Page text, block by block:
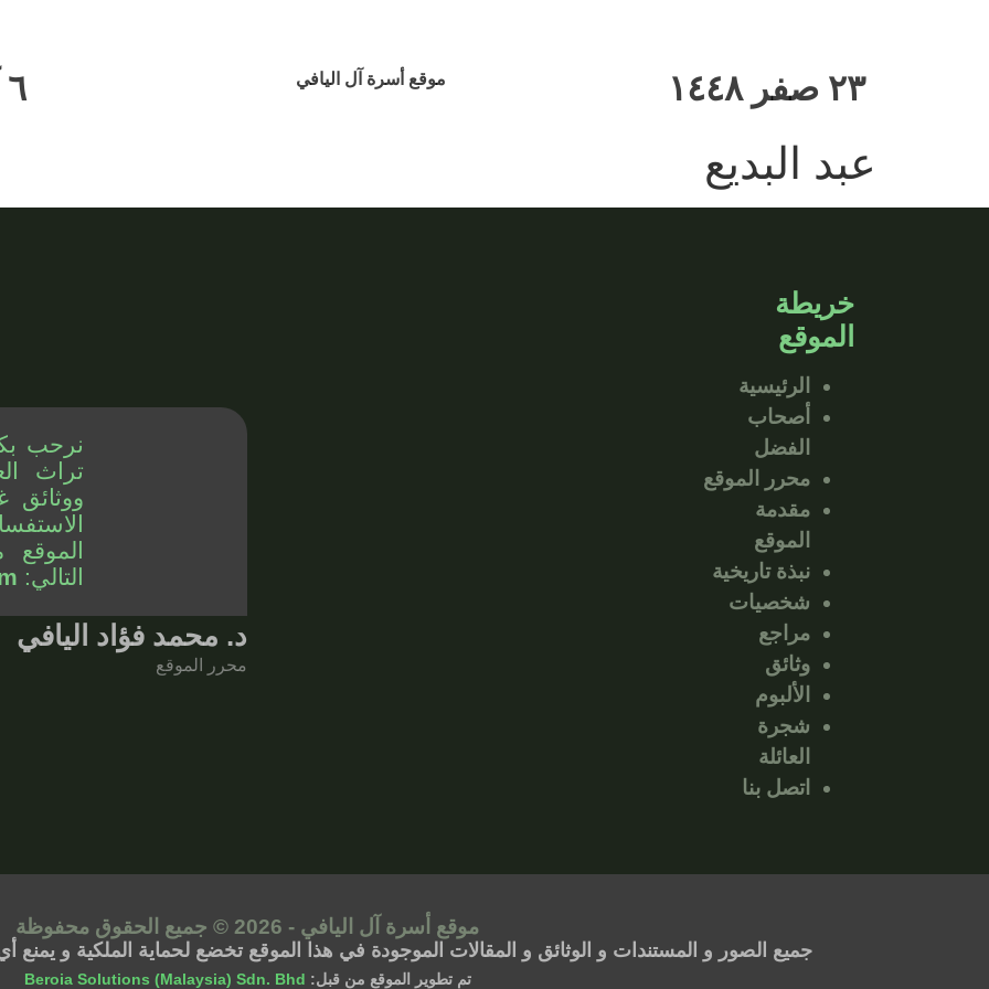
٢٣ صفر ١٤٤٨ موقع أسرة آل اليافي ٦ آب ٢٠٢٦
عبد البديع
خريطة
الموقع
الرئيسية
أصحاب
الفضل
محرر الموقع
مقدمة
الموقع
نبذة تاريخية
شخصيات
مراجع
وثائق
الألبوم
شجرة
العائلة
اتصل بنا
نرحب
تراث
ووثائق
التالي:
د. محمد فؤاد اليافي
محرر الموقع
موقع أسرة آل اليافي - 2026 © جميع الحقوق محفوظة
جميع الصور و المستندات و الوثائق و المقالات الموجودة في هذا الموقع تخضع لحماية الملكية و
تم تطوير الموقع من قبل: Beroia Solutions (Malaysia) Sdn. Bhd